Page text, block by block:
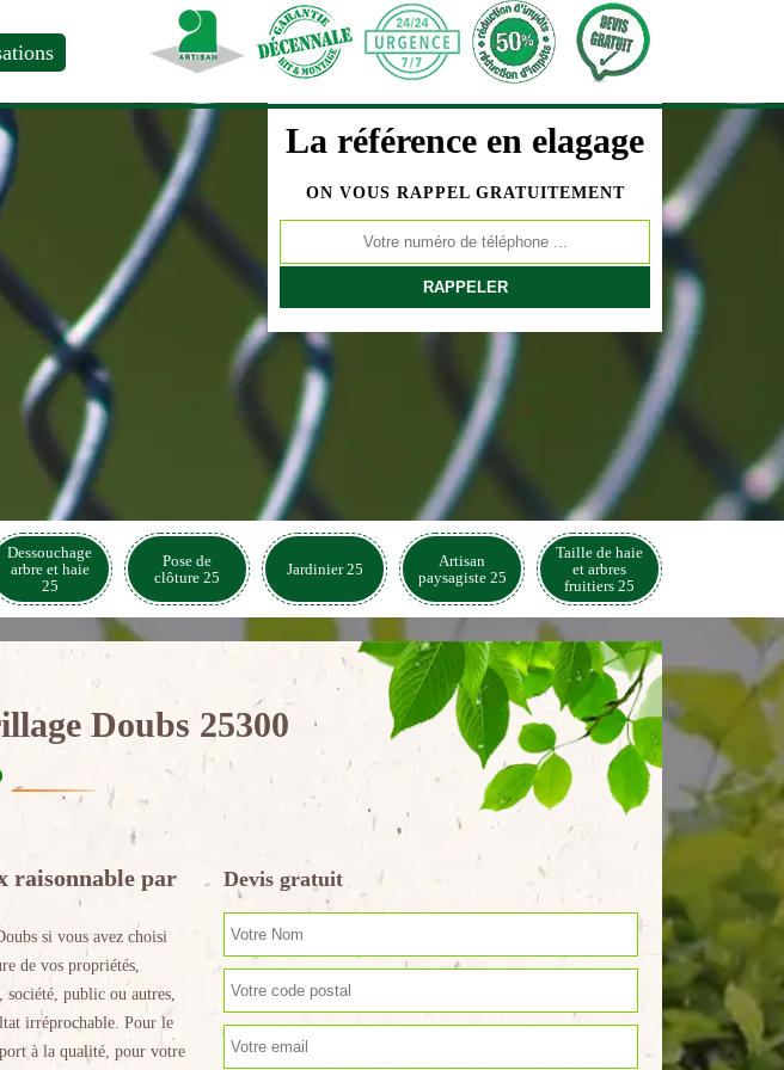
La référence en elagage
ON VOUS RAPPEL GRATUITEMENT
Dessouchage
arbre et haie
25
Pose de
clôture 25
Jardinier 25
Artisan
paysagiste 25
Taille de haie
et arbres
fruitiers 25
Doubs 25300
raisonnable par
si vous avez choisi
de vos propriétés,
public ou autres,
irréprochable. Pour le
à la qualité, pour votre
Devis gratuit